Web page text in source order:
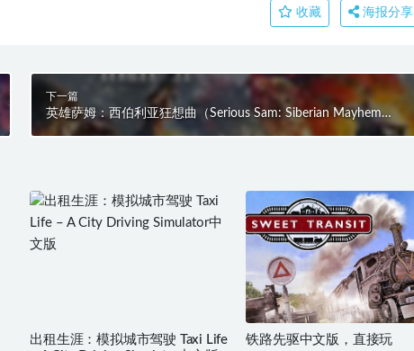
收藏 海报分享
下一篇
英雄萨姆：西伯利亚狂想曲（Serious Sam: Siberian Mayhem）
中文版，最新版本，直接玩
出租生涯：模拟城市驾驶 Taxi Life
铁路先驱中文版，直接玩